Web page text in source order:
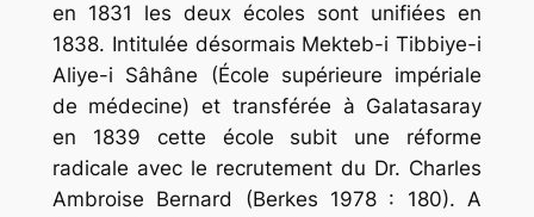
en 1831 les deux écoles sont unifiées en
1838. Intitulée désormais Mekteb-i Tibbiye-i
Aliye-i Sâhâne (École supérieure impériale
de médecine) et transférée à Galatasaray
en 1839 cette école subit une réforme
radicale avec le recrutement du Dr. Charles
Ambroise Bernard (Berkes 1978 : 180). A